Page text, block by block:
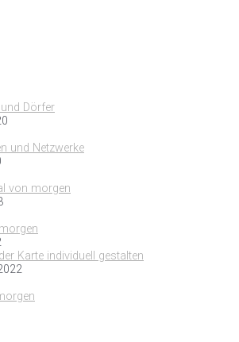
Dörfer
und Netzwerke
von morgen
Karte individuell gestalten